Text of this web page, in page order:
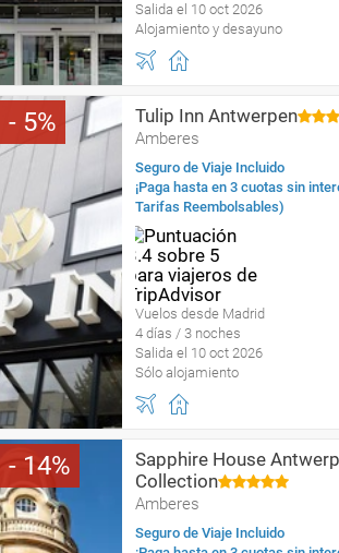
Salida el 10 oct 2026
Alojamiento y desayuno
5 Tulip Inn Antwerpen
Amberes
Seguro de Viaje Incluido
¡Paga hasta en 3 cuotas sin
Tarifas Reembolsables)
Vuelos desde Madrid
4 días / 3 noches
Salida el 10 oct 2026
Sólo alojamiento
14
Sapphire House
Collection
Amberes
Seguro de Viaje Incluido